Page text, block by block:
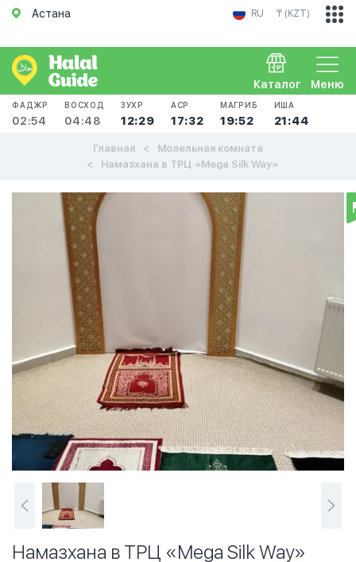
Астана RU ₸ (KZT)
Меню
Каталог
ФАДЖР
02:54
ВОСХОД
04:48
ЗУХР
12:29
АСР
17:32
МАГРИБ
19:52
ИША
21:44
Главная
Молельная комната
Намазхана в ТРЦ «Mega Silk Way»
Намазхана в ТРЦ «Mega Silk Way»